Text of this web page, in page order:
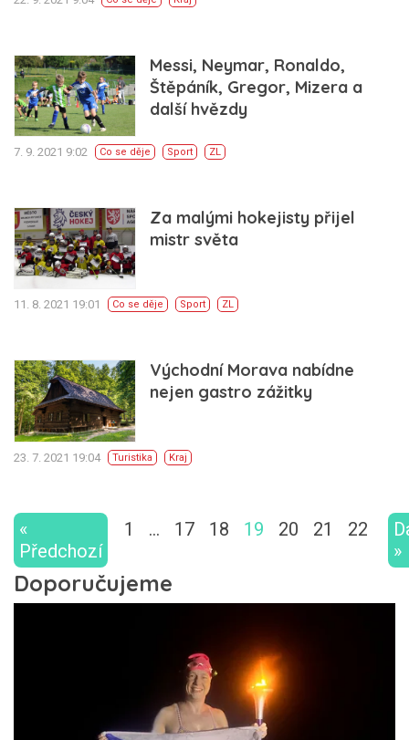
Messi, Neymar, Ronaldo,
Štěpáník, Gregor, Mizera a
další hvězdy
7. 9. 2021 9:02 Co se děje Sport ZL
Za malými hokejisty přijel
mistr světa
11. 8. 2021 19:01 Co se děje Sport ZL
Východní Morava nabídne
nejen gastro zážitky
23. 7. 2021 19:04 Turistika Kraj
«
Předchozí
1 … 17 18 19 20 21 22
»